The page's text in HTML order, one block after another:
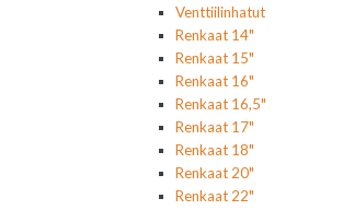
Venttiilinhatut
Renkaat 14"
Renkaat 15"
Renkaat 16"
Renkaat 16,5"
Renkaat 17"
Renkaat 18"
Renkaat 20"
Renkaat 22"